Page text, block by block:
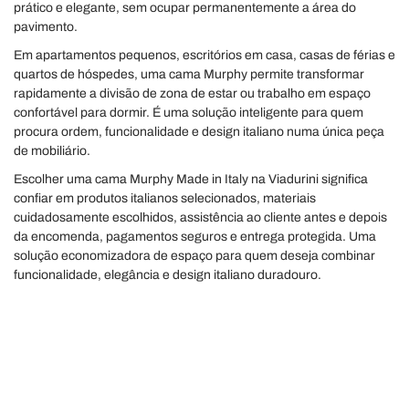
prático e elegante, sem ocupar permanentemente a área do
pavimento.
Em apartamentos pequenos, escritórios em casa, casas de férias e
quartos de hóspedes, uma cama Murphy permite transformar
rapidamente a divisão de zona de estar ou trabalho em espaço
confortável para dormir. É uma solução inteligente para quem
procura ordem, funcionalidade e design italiano numa única peça
de mobiliário.
Escolher uma cama Murphy Made in Italy na Viadurini significa
confiar em produtos italianos selecionados, materiais
cuidadosamente escolhidos, assistência ao cliente antes e depois
da encomenda, pagamentos seguros e entrega protegida. Uma
solução economizadora de espaço para quem deseja combinar
funcionalidade, elegância e design italiano duradouro.